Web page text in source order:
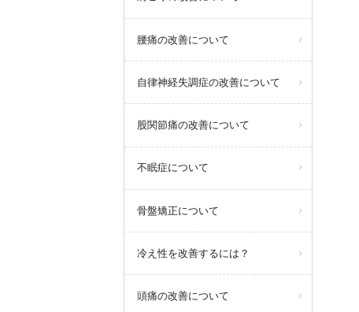
腰痛の改善について
自律神経失調症の改善について
股関節痛の改善について
不眠症について
骨盤矯正について
冷え性を改善するには？
頭痛の改善について